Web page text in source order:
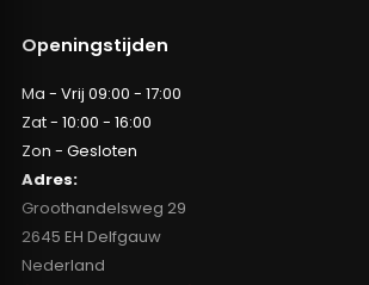
Openingstijden
Ma - Vrij 09:00 - 17:00
Zat - 10:00 - 16:00
Zon - Gesloten
Adres:
Groothandelsweg 29
2645 EH Delfgauw
Nederland